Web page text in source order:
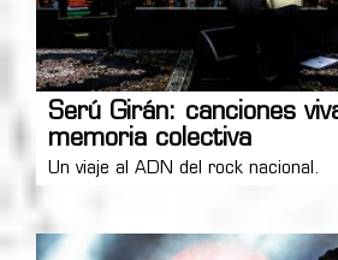
Serú Girán: canciones
memoria colectiva
Un viaje al ADN del rock nacional.